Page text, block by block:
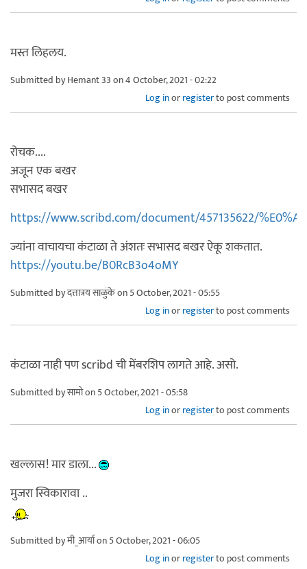
मस्त लिहलय.
Submitted byHemant 33on 4 October, 2021 - 02:22
Log inorregisterto post comments
रोचक....
अजून एक बखर
सभासद बखर
https://www.scribd.com/document/457135622/
ज्यांना वाचायचा कंटाळा ते अंशतः सभासद बखर ऐकू शकतात.
https://youtu.be/B0RcB3o4oMY
Submitted byदत्तात्रय साळुंकेon 5 October, 2021 - 05:55
Log inorregisterto post comments
कंटाळा नाही पण scribd ची मेंबरशिप लागते आहे. असो.
Submitted byसामोon 5 October, 2021 - 05:58
Log inorregisterto post comments
खल्लास! मार डाला...
मुजरा स्विकारावा ..
Submitted byमी_आर्याon 5 October, 2021 - 06:05
Log inorregisterto post comments